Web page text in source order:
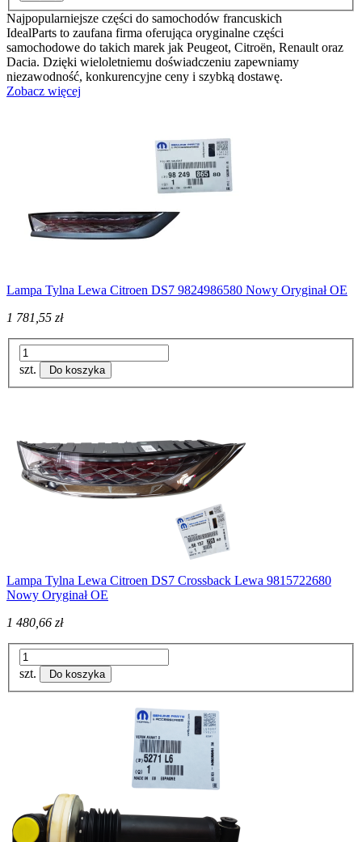
Najpopularniejsze części do samochodów francuskich
IdealParts to zaufana firma oferująca oryginalne części
samochodowe do takich marek jak Peugeot, Citroën, Renault oraz
Dacia. Dzięki wieloletniemu doświadczeniu zapewniamy
niezawodność, konkurencyjne ceny i szybką dostawę.
Zobacz więcej
Lampa Tylna Lewa Citroen DS7 9824986580 Nowy Oryginał OE
1 781,55 zł
szt. Do koszyka
Lampa Tylna Lewa Citroen DS7 Crossback Lewa 9815722680
Nowy Oryginał OE
1 480,66 zł
szt. Do koszyka